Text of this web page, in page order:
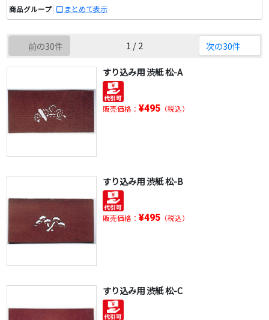
商品グループ まとめて表示
前の30件 1 / 2 次の30件
すり込み用 渋紙 松-A
販売価格： ¥495（税込）
すり込み用 渋紙 松-B
販売価格： ¥495（税込）
すり込み用 渋紙 松-C